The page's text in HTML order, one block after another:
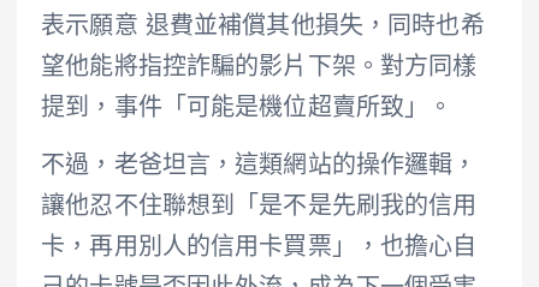
表示願意 退費並補償其他損失，同時也希
望他能將指控詐騙的影片下架。對方同樣
提到，事件「可能是機位超賣所致」。
不過，老爸坦言，這類網站的操作邏輯，
讓他忍不住聯想到「是不是先刷我的信用
卡，再用別人的信用卡買票」，也擔心自